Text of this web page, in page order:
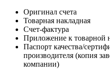
Оригинал счета
Товарная накладная
Счет-фактура
Приложение к товарной
Паспорт качества/
производителя (копия
компании)